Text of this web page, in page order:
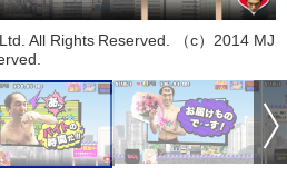
All Rights Reserved. （c）2014 MJ